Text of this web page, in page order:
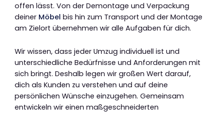
offen lässt. Von der Demontage und Verpackung
deiner Möbel bis hin zum Transport und der Montage
am Zielort übernehmen wir alle Aufgaben für dich.
Wir wissen, dass jeder Umzug individuell ist und
unterschiedliche Bedürfnisse und Anforderungen mit
sich bringt. Deshalb legen wir großen Wert darauf,
dich als Kunden zu verstehen und auf deine
persönlichen Wünsche einzugehen. Gemeinsam
entwickeln wir einen maßgeschneiderten